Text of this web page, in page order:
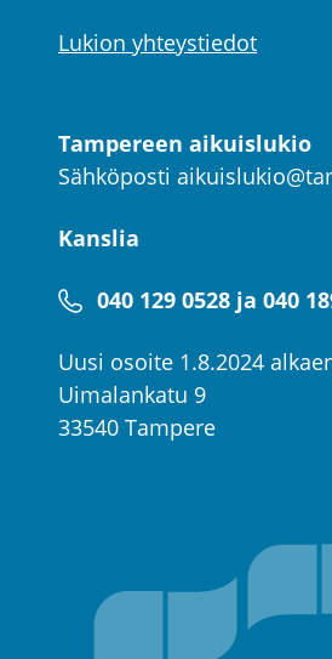
Lukion yhteystiedot
Tampereen aikuislukio
Sähköposti
Kanslia
040 129 0528 ja 040
Uusi osoite 1.8.2024
Uimalankatu 9
33540 Tampere